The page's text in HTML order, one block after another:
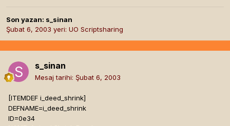
Son yazan: s_sinan
Şubat 6, 2003 yeri: UO Scriptsharing
s_sinan
Mesaj tarihi: Şubat 6, 2003
[ITEMDEF i_deed_shrink]
DEFNAME=i_deed_shrink
ID=0e34